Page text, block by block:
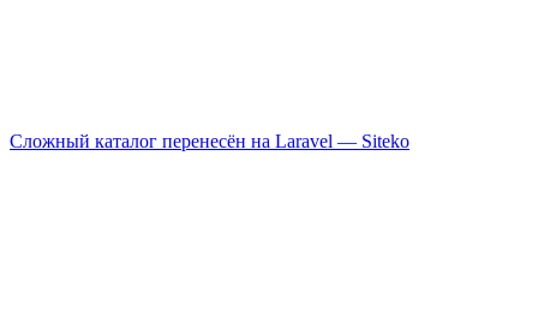
Сложный каталог перенесён на Laravel — Siteko